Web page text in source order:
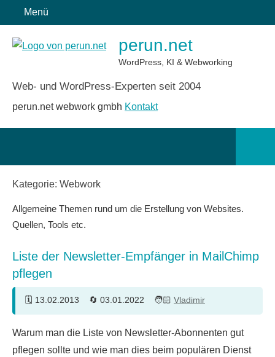
Inhalt
springen
Menü
perun.net
WordPress, KI & Webworking
Web- und WordPress-Experten seit 2004
perun.net webwork gmbh Kontakt
Kategorie: Webwork
Allgemeine Themen rund um die Erstellung von Websites.
Quellen, Tools etc.
Liste der Newsletter-Empfänger in MailChimp
pflegen
13.02.2013 03.01.2022 Vladimir
Kommentare
Warum man die Liste von Newsletter-Abonnenten gut
pflegen sollte und wie man dies beim populären Dienst